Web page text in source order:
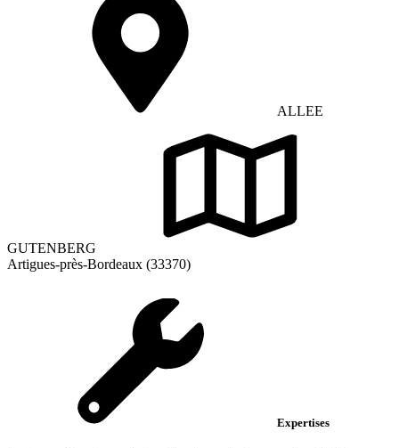
ALLEE
GUTENBERG
Artigues-près-Bordeaux (33370)
Expertises